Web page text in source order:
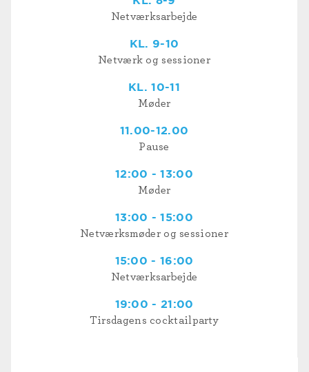
Netværksarbejde
KL. 9-10
Netværk og sessioner
KL. 10-11
Møder
11.00-12.00
Pause
12:00 - 13:00
Møder
13:00 - 15:00
Netværksmøder og sessioner
15:00 - 16:00
Netværksarbejde
19:00 - 21:00
Tirsdagens cocktailparty